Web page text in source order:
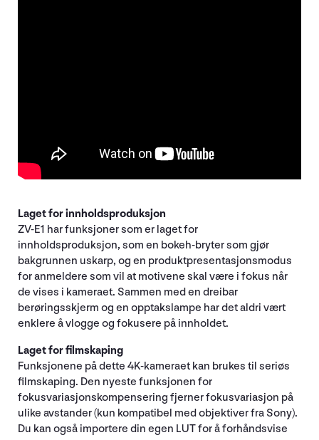
Laget for innholdsproduksjon
ZV-E1 har funksjoner som er laget for
innholdsproduksjon, som en bokeh-bryter som gjør
bakgrunnen uskarp, og en produktpresentasjonsmodus
for anmeldere som vil at motivene skal være i fokus når
de vises i kameraet. Sammen med en dreibar
berøringsskjerm og en opptakslampe har det aldri vært
enklere å vlogge og fokusere på innholdet.
Laget for filmskaping
Funksjonene på dette 4K-kameraet kan brukes til seriøs
filmskaping. Den nyeste funksjonen for
fokusvariasjonskompensering fjerner fokusvariasjon på
ulike avstander (kun kompatibel med objektiver fra Sony).
Du kan også importere din egen LUT for å forhåndsvise